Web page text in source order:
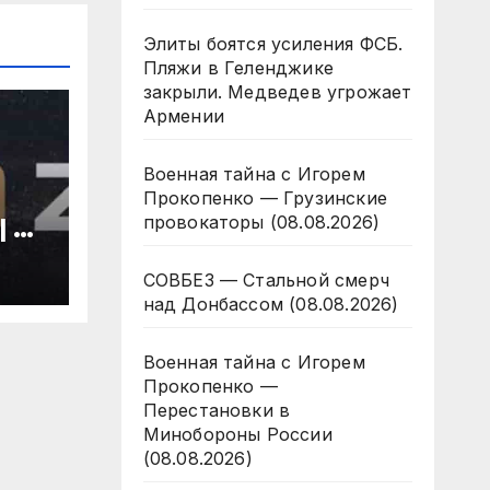
8
Элиты боятся усиления ФСБ.
Пляжи в Геленджике
закрыли. Медведев угрожает
Армении
Военная тайна с Игорем
Прокопенко — Грузинские
провокаторы (08.08.2026)
СОВБЕЗ — Стальной смерч
над Донбассом (08.08.2026)
Военная тайна с Игорем
Прокопенко —
Перестановки в
Минобороны России
(08.08.2026)